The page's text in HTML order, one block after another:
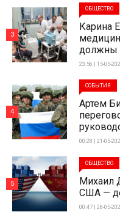
ОБЩЕСТВО
Карина
должны
23:56 | 15-05-
3
СОБЫТИЯ
Артем
00:28 | 21-05-
4
ОБЩЕСТВО
Михаил
США —
00:47 | 28-05-
5